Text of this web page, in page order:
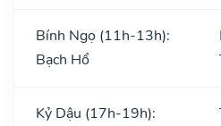
Bính Ngọ (11h-13h):
Bạch Hổ
Kỷ Dậu (17h-19h):